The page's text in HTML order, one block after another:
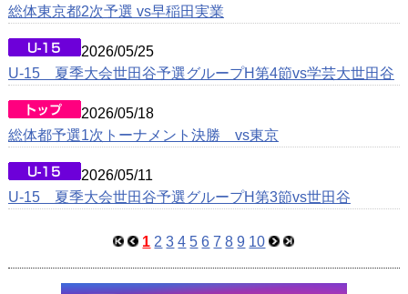
総体東京都2次予選 vs早稲田実業
2026/05/25
U-15 夏季大会世田谷予選グループH第4節vs学芸大世田谷
2026/05/18
総体都予選1次トーナメント決勝 vs東京
2026/05/11
U-15 夏季大会世田谷予選グループH第3節vs世田谷
1 2 3 4 5 6 7 8 9 10